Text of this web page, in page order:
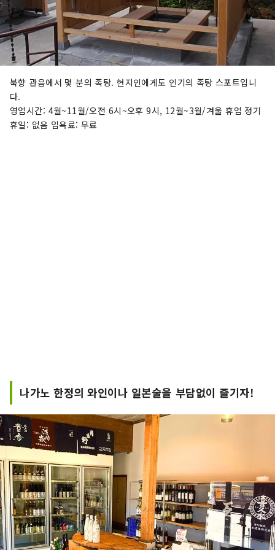
북향 관음에서 몇 분의 족탕. 현지인에게도 인기의 족탕 스포트입니
다.
영업시간: 4월~11월/오전 6시~오후 9시, 12월~3월/겨울 휴업 정기
휴일: 없음 입욕료: 무료
나가노 한정의 와인이나 일본술을 부담없이 즐기자!